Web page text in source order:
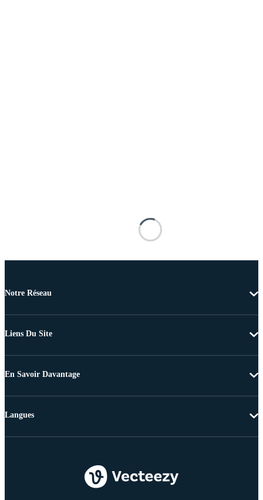
Notre Réseau
Liens Du Site
En Savoir Davantage
Langues